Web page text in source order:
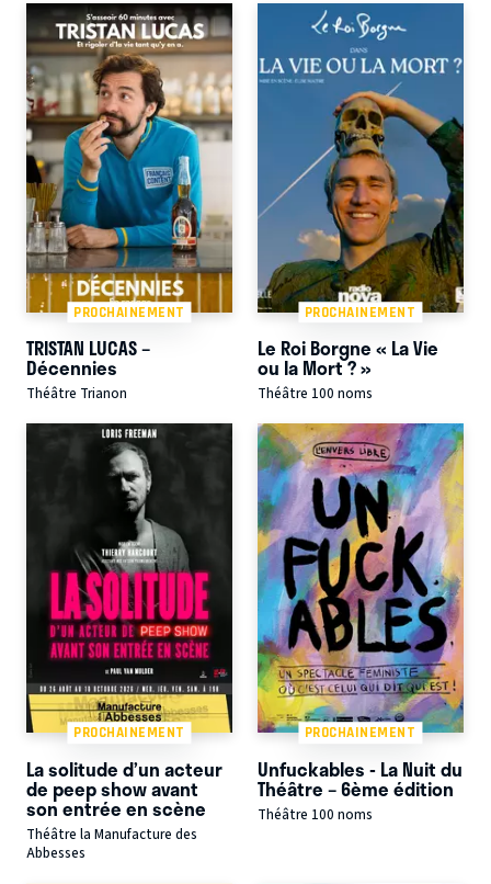
PROCHAINEMENT
TRISTAN LUCAS –
Décennies
Théâtre Trianon
PROCHAINEMENT
Le Roi Borgne « La Vie
ou la Mort ? »
Théâtre 100 noms
PROCHAINEMENT
La solitude d’un acteur
de peep show avant
son entrée en scène
Théâtre la Manufacture des
Abbesses
PROCHAINEMENT
Unfuckables - La Nuit du
Théâtre – 6ème édition
Théâtre 100 noms